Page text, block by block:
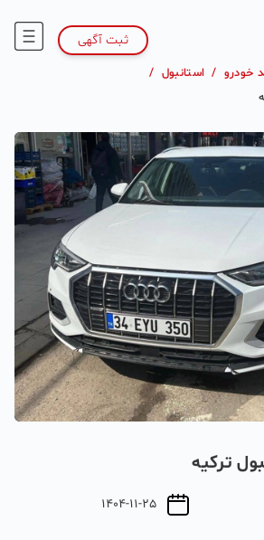
ثبت آگهی
خودرو / استانبول /
ترکیه
1404-11-25